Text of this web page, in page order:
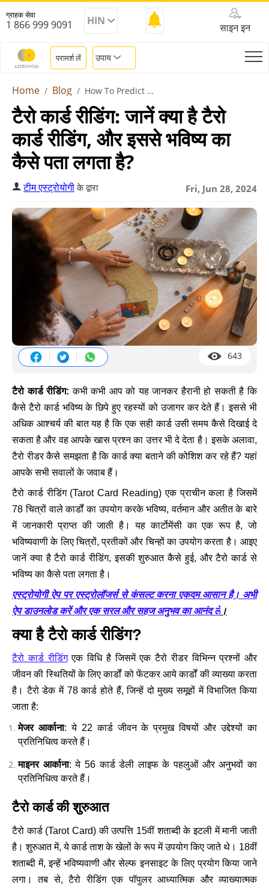
ग्राहक सेवा
1 866 999 9091 HIN
साइन इन
परामर्श लें उपाय
Home Blog How To Predict The Future With Tarot Cards
टैरो कार्ड रीडिंग: जानें क्या है टैरो
कार्ड रीडिंग, और इससे भविष्य का
कैसे पता लगता है?
Fri, Jun 28, 2024
टीम एस्ट्रोयोगीके द्वारा
643
टैरो कार्ड रीडिंग: कभी कभी आप को यह जानकर हैरानी हो सकती है कि
कैसे टैरो कार्ड भविष्य के छिपे हुए रहस्यों को उजागर कर देते हैं। इससे भी
अधिक आश्चर्य की बात यह है कि एक सही कार्ड उसी समय कैसे दिखाई दे
सकता है और वह आपके खास प्रश्न का उत्तर भी दे देता है। इसके अलावा,
टैरो रीडर कैसे समझता है कि कार्ड क्या बताने की कोशिश कर रहे हैं? यहां
आपके सभी सवालों के जवाब हैं।
टैरो कार्ड रीडिंग (Tarot Card Reading) एक प्राचीन कला है जिसमें
78 चित्रों वाले कार्डों का उपयोग करके भविष्य, वर्तमान और अतीत के बारे
में जानकारी प्राप्त की जाती है। यह कार्टोमेंसी का एक रूप है, जो
भविष्यवाणी के लिए चित्रों, प्रतीकों और चिन्हों का उपयोग करता है। आइए
जानें क्या है टैरो कार्ड रीडिंग, इसकी शुरुआत कैसे हुई, और टैरो कार्ड से
भविष्य का कैसे पता लगता है।
एस्ट्रोयोगी ऐप पर एस्ट्रोलॉजर्स से कंसल्ट करना एकदम आसान है। अभी
ऐप डाउनलोड करें और एक सरल और सहज अनुभव का आनंद लें ।
क्या है टैरो कार्ड रीडिंग?
टैरो कार्ड रीडिंगएक विधि है जिसमें एक टैरो रीडर विभिन्न प्रश्नों और
जीवन की स्थितियों के लिए कार्डों को फेंटकर आये कार्डों की व्याख्या करता
है। टैरो डेक में 78 कार्ड होते हैं, जिन्हें दो मुख्य समूहों में विभाजित किया
जाता है:
मेजर आर्काना: ये 22 कार्ड जीवन के प्रमुख विषयों और उद्देश्यों का
प्रतिनिधित्व करते हैं।
माइनर आर्काना: ये 56 कार्ड डेली लाइफ के पहलुओं और अनुभवों का
प्रतिनिधित्व करते हैं।
टैरो कार्ड की शुरुआत
टैरो कार्ड (Tarot Card) की उत्पत्ति 15वीं शताब्दी के इटली में मानी जाती
है। शुरुआत में, ये कार्ड ताश के खेलों के रूप में उपयोग किए जाते थे। 18वीं
शताब्दी में, इन्हें भविष्यवाणी और सेल्फ इनसाइट के लिए प्रयोग किया जाने
लगा। तब से, टैरो रीडिंग एक पॉपुलर आध्यात्मिक और व्याख्यात्मक